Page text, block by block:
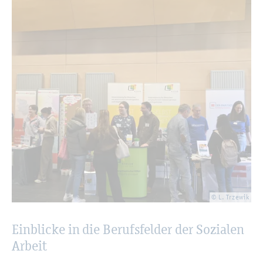
© L. Trze­wik
Ein­bli­cke in die Be­rufs­fel­der der So­zia­len
Ar­beit